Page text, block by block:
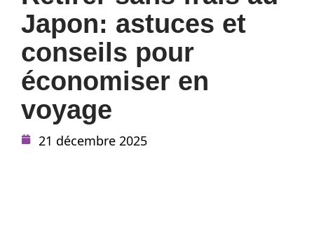
Japon: astuces et
conseils pour
économiser en
voyage
21 décembre 2025